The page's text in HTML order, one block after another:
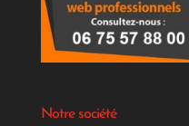
Notre société